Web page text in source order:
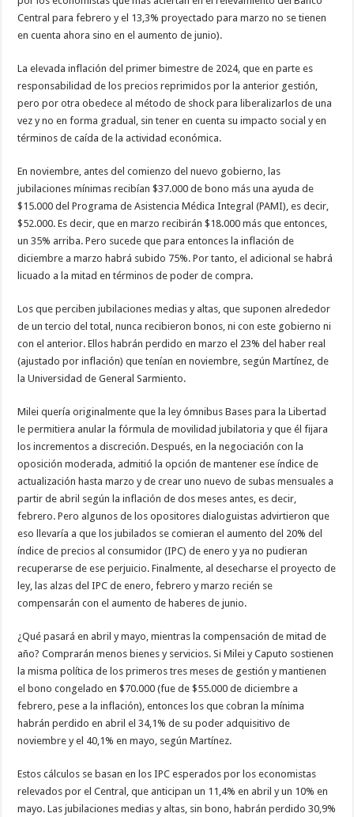
Central para febrero y el 13,3% proyectado para marzo no se tienen
en cuenta ahora sino en el aumento de junio).
La elevada inflación del primer bimestre de 2024, que en parte es
responsabilidad de los precios reprimidos por la anterior gestión,
pero por otra obedece al método de shock para liberalizarlos de una
vez y no en forma gradual, sin tener en cuenta su impacto social y en
términos de caída de la actividad económica.
En noviembre, antes del comienzo del nuevo gobierno, las
jubilaciones mínimas recibían $37.000 de bono más una ayuda de
$15.000 del Programa de Asistencia Médica Integral (PAMI), es decir,
$52.000. Es decir, que en marzo recibirán $18.000 más que entonces,
un 35% arriba. Pero sucede que para entonces la inflación de
diciembre a marzo habrá subido 75%. Por tanto, el adicional se habrá
licuado a la mitad en términos de poder de compra.
Los que perciben jubilaciones medias y altas, que suponen alrededor
de un tercio del total, nunca recibieron bonos, ni con este gobierno ni
con el anterior. Ellos habrán perdido en marzo el 23% del haber real
(ajustado por inflación) que tenían en noviembre, según Martínez, de
la Universidad de General Sarmiento.
Milei quería originalmente que la ley ómnibus Bases para la Libertad
le permitiera anular la fórmula de movilidad jubilatoria y que él fijara
los incrementos a discreción. Después, en la negociación con la
oposición moderada, admitió la opción de mantener ese índice de
actualización hasta marzo y de crear uno nuevo de subas mensuales a
partir de abril según la inflación de dos meses antes, es decir,
febrero. Pero algunos de los opositores dialoguistas advirtieron que
eso llevaría a que los jubilados se comieran el aumento del 20% del
índice de precios al consumidor (IPC) de enero y ya no pudieran
recuperarse de ese perjuicio. Finalmente, al desecharse el proyecto de
ley, las alzas del IPC de enero, febrero y marzo recién se
compensarán con el aumento de haberes de junio.
¿Qué pasará en abril y mayo, mientras la compensación de mitad de
año? Comprarán menos bienes y servicios. Si Milei y Caputo sostienen
la misma política de los primeros tres meses de gestión y mantienen
el bono congelado en $70.000 (fue de $55.000 de diciembre a
febrero, pese a la inflación), entonces los que cobran la mínima
habrán perdido en abril el 34,1% de su poder adquisitivo de
noviembre y el 40,1% en mayo, según Martínez.
Estos cálculos se basan en los IPC esperados por los economistas
relevados por el Central, que anticipan un 11,4% en abril y un 10% en
mayo. Las jubilaciones medias y altas, sin bono, habrán perdido 30,9%